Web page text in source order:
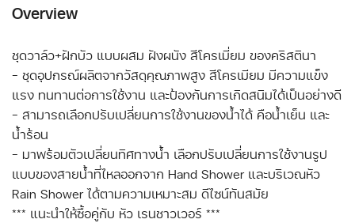
Overview
ชุดวาล์ว+ฝักบัว แบบผสม ฝังผนัง สีโครเมี่ยม ของคริสตินา
- ชุดอุปกรณ์ผลิตจากวัสดุคุณภาพสูง สีโครเมียม มีความแข็ง
แรง ทนทานต่อการใช้งาน และป้องกันการเกิดสนิมได้เป็นอย่างดี
- สามารถเลือกปรับเปลี่ยนการใช้งานของน้ำได้ คือน้ำเย็น และ
น้ำร้อน
- มาพร้อมตัวเปลี่ยนทิศทางน้ำ เลือกปรับเปลี่ยนการใช้งานรูป
แบบของสายน้ำที่ไหลออกจาก Hand Shower และบริเวณหัว
Rain Shower ได้ตามความเหมาะสม ดีไซน์ทันสมัย
*** แนะนำให้ซื้อคู่กับ หัว เรนชาวเวอร์ ***